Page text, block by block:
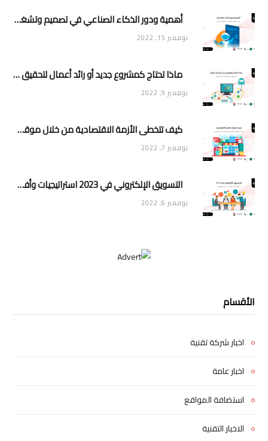
أهمية ودور الذكاء الصناعي في تصميم وتشغيل تطبيقات الجوال
نوفمبر 15, 2022
ماذا تحتاج كمشروع جديد أو رائد أعمال لتحقيق تأثير وانتشار في السوق
نوفمبر 9, 2022
كيف تتخطى الأزمة الاقتصادية من خلال موقعك الإلكتروني أو متجرك الإلكتروني
نوفمبر 7, 2022
التسويق الإلكتروني في 2023 استراتيجيات وأفكار جديدة للتسويق
نوفمبر 6, 2022
الأقسام
اخبار شركة تقنية
اخبار عامة
استضافة المواقع
الاخبار التقنية